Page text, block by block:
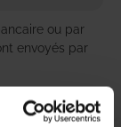
ou par
envoyés par